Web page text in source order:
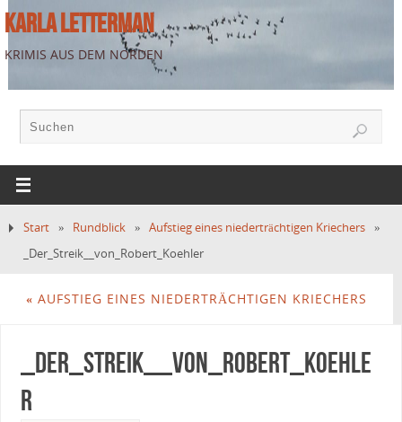
KARLA LETTERMAN
KRIMIS AUS DEM NORDEN
Start » Rundblick » Aufstieg eines niederträchtigen Kriechers »
_Der_Streik__von_Robert_Koehler
« AUFSTIEG EINES NIEDERTRÄCHTIGEN KRIECHERS
_Der_Streik__von_Robert_Koehle
r